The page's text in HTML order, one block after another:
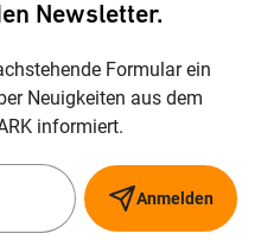
Newsletter.
Formular ein
Neuigkeiten aus dem
informiert.
Anmelden